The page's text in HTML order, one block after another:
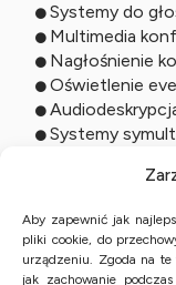
Aby zapewnić jak
pliki cookie, do
urządzeniu. Zgoda na
jak zachowanie
Systemy do
Multimedia
Nagłośnienie
Oświetlenie
Systemy
Usługi
Tłumaczenia
Tłumaczenia
Studio online